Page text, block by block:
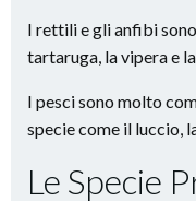
I rettili e gli anfibi
tartaruga, la vipera e
I pesci sono molto
specie come il luccio,
Le Specie